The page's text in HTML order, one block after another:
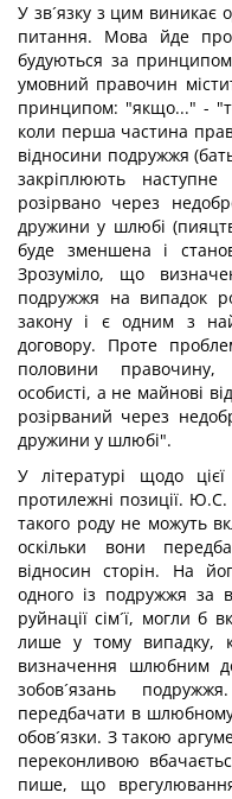
У зв´язку з цим виникає
питання. Мова йде
будуються за
умовний правочин
принципом: "якщо..." -
коли перша частина
відносини подружжя
закріплюють
розірвано через
дружини у шлюбі
буде зменшена і
Зрозуміло, що
подружжя на випадок
закону і є одним з
договору. Проте
половини правочину,
особисті, а не майнові
розірваний через
дружини у шлюбі".
У літературі щодо
протилежні позиції.
такого роду не можуть
оскільки вони
відносин сторін. На
одного із подружжя за
руйнації сім´ї, могли б
лише у тому випадку,
визначення шлюбним
зобов´язань
передбачати в
обов´язки. З такою
переконливою
пише, що